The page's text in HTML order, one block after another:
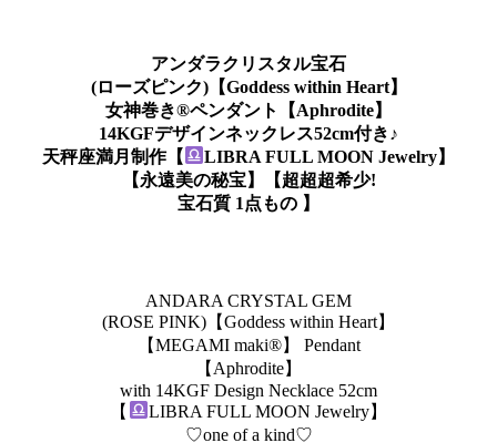
アンダラクリスタル宝石
(ローズピンク)【Goddess within Heart】
女神巻き®ペンダント【Aphrodite】
14KGFデザインネックレス52cm付き♪
天秤座満月制作【
LIBRA FULL MOON Jewelry】
【永遠美の秘宝】【超超超希少!
宝石質 1点もの 】
ANDARA CRYSTAL GEM
(ROSE PINK)【Goddess within Heart】
【MEGAMI maki®︎】 Pendant
【Aphrodite】
with 14KGF Design Necklace 52cm
【
LIBRA FULL MOON Jewelry】
♡one of a kind♡